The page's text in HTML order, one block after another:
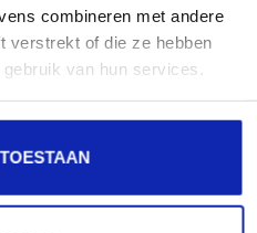
combineren met andere
verstrekt of die ze hebben
van hun services.